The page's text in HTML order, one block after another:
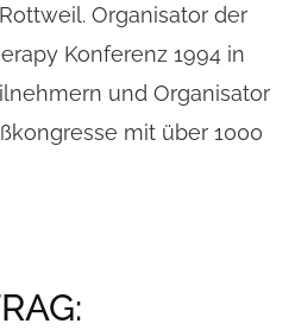
Organisator der
Konferenz 1994 in
und Organisator
mit über 1000